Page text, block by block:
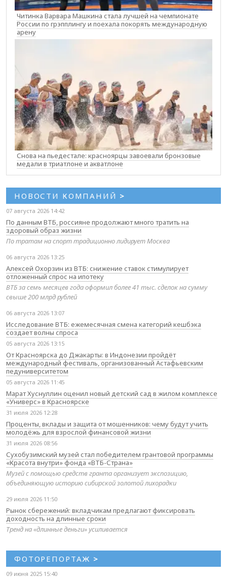
Читинка Варвара Машкина стала лучшей на чемпионате
России по грэпплингу и поехала покорять международную
арену
Снова на пьедестале: красноярцы завоевали бронзовые
медали в триатлоне и акватлоне
НОВОСТИ КОМПАНИЙ >
07 августа 2026 14:42
По данным ВТБ, россияне продолжают много тратить на
здоровый образ жизни
По тратам на спорт традиционно лидирует Москва
06 августа 2026 13:25
Алексей Охорзин из ВТБ: снижение ставок стимулирует
отложенный спрос на ипотеку
ВТБ за семь месяцев года оформил более 41 тыс. сделок на сумму
свыше 200 млрд рублей
06 августа 2026 13:07
Исследование ВТБ: ежемесячная смена категорий кешбэка
создает волны спроса
05 августа 2026 13:15
От Красноярска до Джакарты: в Индонезии пройдёт
международный фестиваль, организованный Астафьевским
педуниверситетом
05 августа 2026 11:45
Марат Хуснуллин оценил новый детский сад в жилом комплексе
«Универс» в Красноярске
31 июля 2026 12:28
Проценты, вклады и защита от мошенников: чему будут учить
молодёжь для взрослой финансовой жизни
31 июля 2026 08:56
Сухобузимский музей стал победителем грантовой программы
«Красота внутри» фонда «ВТБ-Страна»
Музей с помощью средств гранта организует экспозицию,
объединяющую историю сибирской золотой лихорадки
29 июля 2026 11:50
Рынок сбережений: вкладчикам предлагают фиксировать
доходность на длинные сроки
Тренд на «длинные деньги» усиливается
ФОТОРЕПОРТАЖ >
09 июня 2025 15:40